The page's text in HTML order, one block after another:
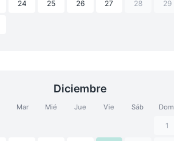
24 25 26 27 28 29
Diciembre
Mar Mié Jue Vie Sáb Dom
1